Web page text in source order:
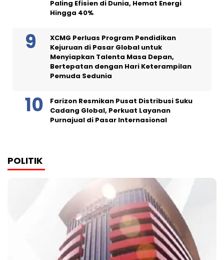
Paling Efisien di Dunia, Hemat Energi
Hingga 40%
XCMG Perluas Program Pendidikan
Kejuruan di Pasar Global untuk
Menyiapkan Talenta Masa Depan,
Bertepatan dengan Hari Keterampilan
Pemuda Sedunia
Farizon Resmikan Pusat Distribusi Suku
Cadang Global, Perkuat Layanan
Purnajual di Pasar Internasional
POLITIK